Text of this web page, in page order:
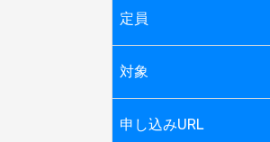
定員
対象
申し込みURL